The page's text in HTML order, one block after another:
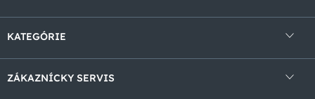
KATEGÓRIE
ZÁKAZNÍCKY SERVIS